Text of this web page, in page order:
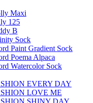
Maxi
125
B
Sock
Paint Gradient Sock
Poema Alpaca
Watercolor Sock
EVERY DAY
LOVE ME
SHINY DAY